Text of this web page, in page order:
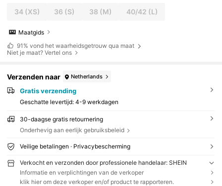
34(XS) 36 (S) 38 (M) 40/42 (L)
Maatgids
91% vond het waarheidsgetrouw qua maat
Niet je maat? Vertel ons
Verzenden naar Netherlands
Gratis verzending
Geschatte levertijd: 4-9 werkdagen
30-daagse gratis retournering
Onderhevig aan eerlijk gebruiksbeleid
Veilige betalingen · Privacybescherming
Verkocht en verzonden door professionele handelaar: SHEIN
Informatie en verplichtingen van de verkoper
klik hier om deze verkoper en/of product te rapporteren.